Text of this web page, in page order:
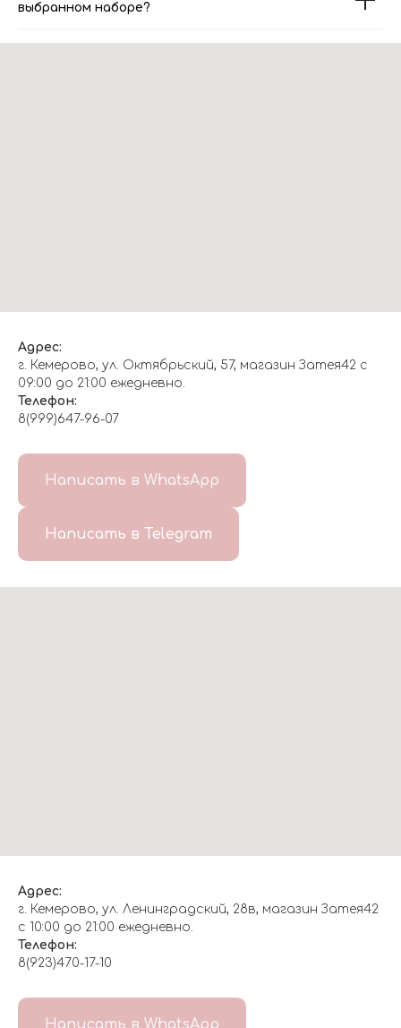
выбранном наборе?
Адрес:
г. Кемерово, ул. Октябрьский, 57, магазин Затея42 с
09:00 до 21:00 ежедневно.
Телефон:
8(999)647-96-07
Написать в WhatsApp
Написать в Telegram
Адрес:
г. Кемерово, ул. Ленинградский, 28в, магазин Затея42
с 10:00 до 21:00 ежедневно.
Телефон:
8(923)470-17-10
Написать в WhatsApp